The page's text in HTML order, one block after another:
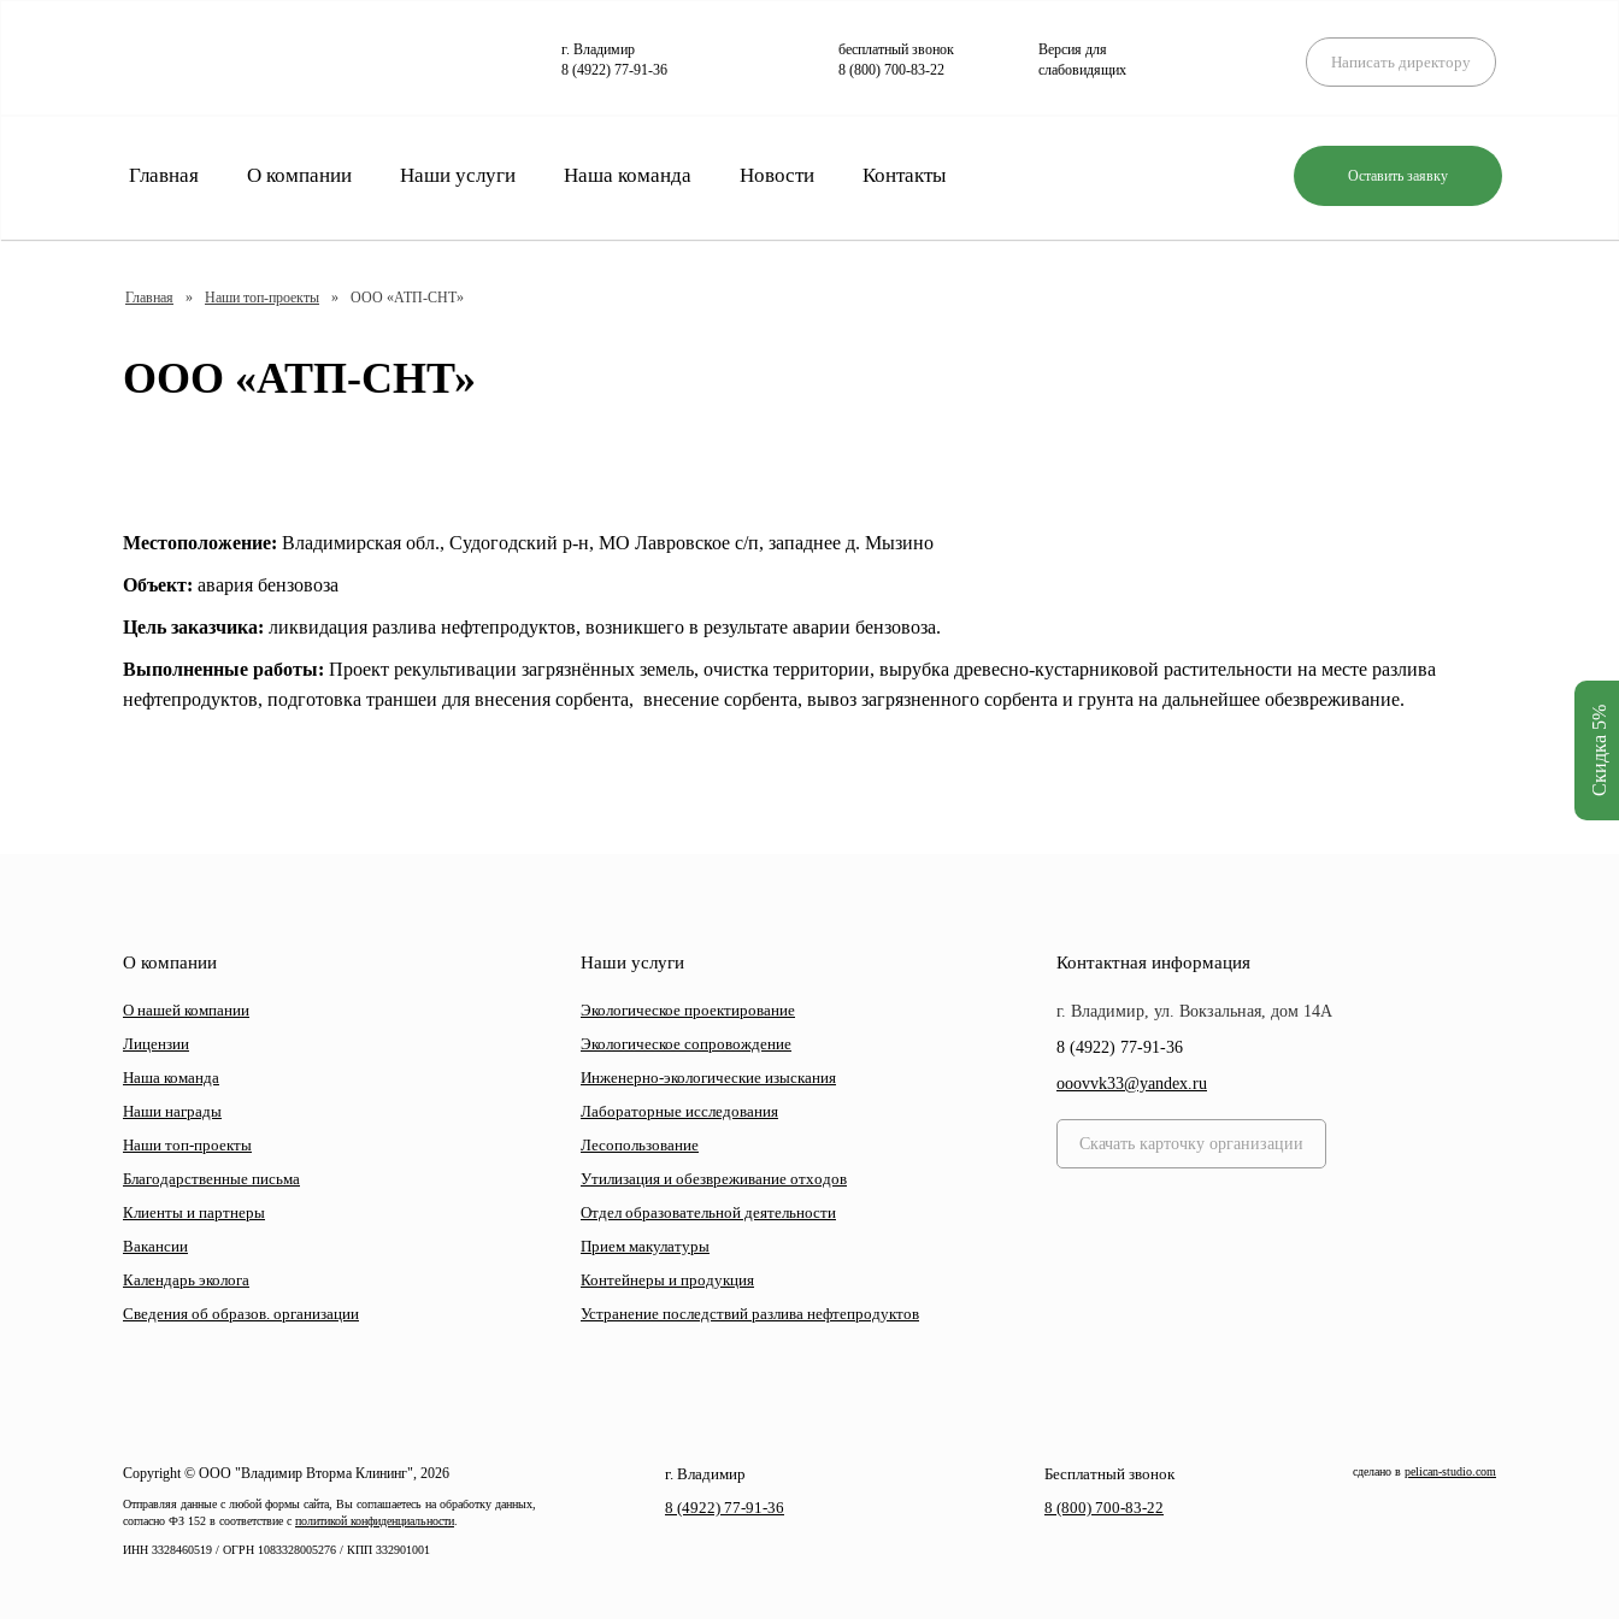
Скидка 5%
г. Владимир
8 (4922) 77-91-36
бесплатный звонок
8 (800) 700-83-22
Версия для
слабовидящих
Написать директору
Главная О компании Наши услуги Наша команда Новости Контакты Оставить заявку
Главная » Наши топ-проекты » ООО «АТП-СНТ»
ООО «АТП-СНТ»
Местоположение: Владимирская обл., Судогодский р-н, МО Лавровское с/п, западнее д. Мызино
Объект: авария бензовоза
Цель заказчика: ликвидация разлива нефтепродуктов, возникшего в результате аварии бензовоза.
Выполненные работы: Проект рекультивации загрязнённых земель, очистка территории, вырубка древесно-кустарниковой растительности на месте разлива
нефтепродуктов, подготовка траншеи для внесения сорбента, внесение сорбента, вывоз загрязненного сорбента и грунта на дальнейшее обезвреживание.
О компании
О нашей компании
Лицензии
Наша команда
Наши награды
Наши топ-проекты
Благодарственные письма
Клиенты и партнеры
Вакансии
Календарь эколога
Сведения об образов. организации
Наши услуги
Экологическое проектирование
Экологическое сопровождение
Инженерно-экологические изыскания
Лабораторные исследования
Лесопользование
Утилизация и обезвреживание отходов
Отдел образовательной деятельности
Прием макулатуры
Контейнеры и продукция
Устранение последствий разлива нефтепродуктов
Контактная информация
г. Владимир, ул. Вокзальная, дом 14А
8 (4922) 77-91-36
ooovvk33@yandex.ru
Скачать карточку организации
Copyright © ООО "Владимир Вторма Клининг", 2026
Отправляя данные с любой формы сайта, Вы соглашаетесь на обработку данных,
согласно ФЗ 152 в соответствие с политикой конфиденциальности.
ИНН 3328460519 / ОГРН 1083328005276 / КПП 332901001
г. Владимир
8 (4922) 77-91-36
Бесплатный звонок
8 (800) 700-83-22
сделано в pelican-studio.com